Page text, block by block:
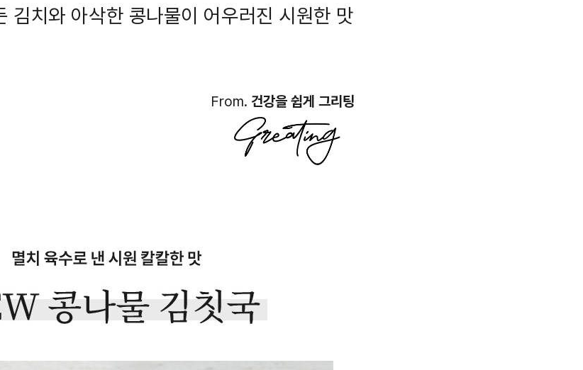
김치와 아삭한 콩나물이 어우러진 시원한 맛
From. 건강을 쉽게 그리팅